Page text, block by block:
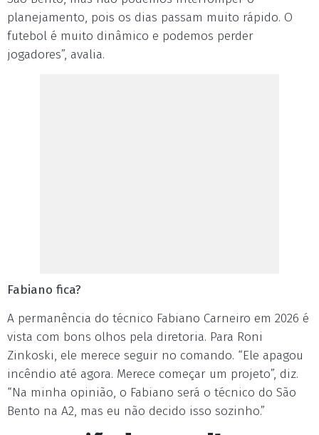
planejamento, pois os dias passam muito rápido. O
futebol é muito dinâmico e podemos perder
jogadores”, avalia.
Fabiano fica?
A permanência do técnico Fabiano Carneiro em 2026 é
vista com bons olhos pela diretoria. Para Roni
Zinkoski, ele merece seguir no comando. “Ele apagou
incêndio até agora. Merece começar um projeto”, diz.
“Na minha opinião, o Fabiano será o técnico do São
Bento na A2, mas eu não decido isso sozinho.”